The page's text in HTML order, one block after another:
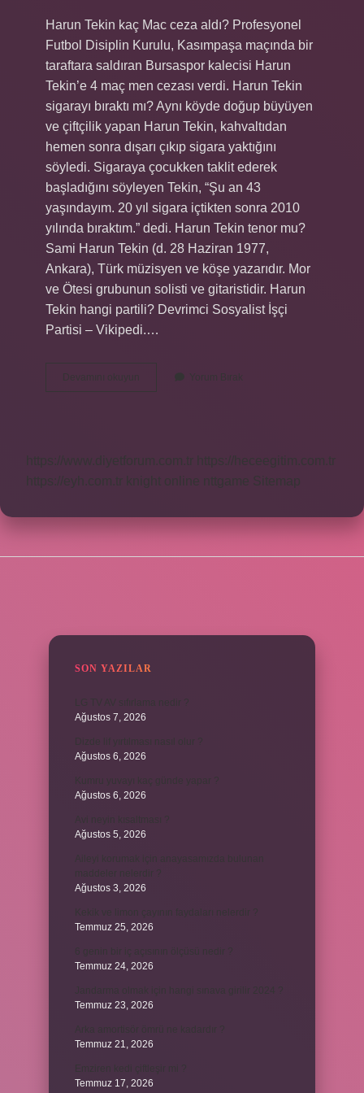
Harun Tekin kaç Mac ceza aldı? Profesyonel
Futbol Disiplin Kurulu, Kasımpaşa maçında bir
taraftara saldıran Bursaspor kalecisi Harun
Tekin’e 4 maç men cezası verdi. Harun Tekin
sigarayı bıraktı mı? Aynı köyde doğup büyüyen
ve çiftçilik yapan Harun Tekin, kahvaltıdan
hemen sonra dışarı çıkıp sigara yaktığını
söyledi. Sigaraya çocukken taklit ederek
başladığını söyleyen Tekin, “Şu an 43
yaşındayım. 20 yıl sigara içtikten sonra 2010
yılında bıraktım.” dedi. Harun Tekin tenor mu?
Sami Harun Tekin (d. 28 Haziran 1977,
Ankara), Türk müzisyen ve köşe yazarıdır. Mor
ve Ötesi grubunun solisti ve gitaristidir. Harun
Tekin hangi partili? Devrimci Sosyalist İşçi
Partisi – Vikipedi.…
Devamını okuyun
Tekin
Yorum Bırak
https://www.diyetforum.com.tr
https://heceegitim.com.tr
https://eyh.com.tr
knight online nttgame Sitemap
SON YAZILAR
Ağustos 7, 2026
Ağustos 6, 2026
Ağustos 6, 2026
Ağustos 5, 2026
Ağustos 3, 2026
Temmuz 25, 2026
Temmuz 24, 2026
Temmuz 23, 2026
Temmuz 21, 2026
Temmuz 17, 2026